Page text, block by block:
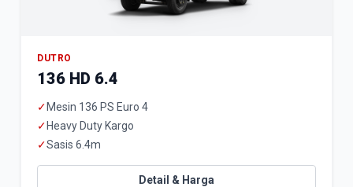
DUTRO
136 HD 6.4
✓ Mesin 136 PS Euro 4
✓ Heavy Duty Kargo
✓Sasis 6.4m
Detail & Harga